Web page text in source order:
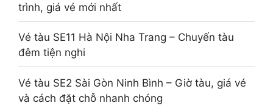
trình, giá vé mới nhất
Vé tàu SE11 Hà Nội Nha Trang – Chuyến tàu
đêm tiện nghi
Vé tàu SE2 Sài Gòn Ninh Bình – Giờ tàu, giá vé
và cách đặt chỗ nhanh chóng